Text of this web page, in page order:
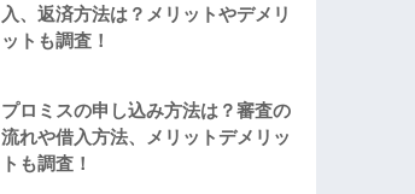
入、返済方法は？メリットやデメリ
ットも調査！
プロミスの申し込み方法は？審査の
流れや借入方法、メリットデメリッ
トも調査！